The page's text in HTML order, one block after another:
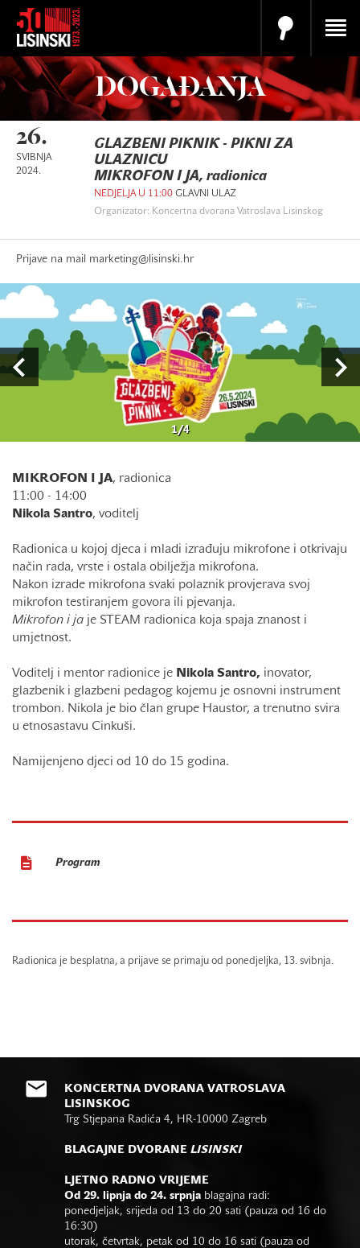
DOGAĐANJA
26.
SVIBNJA
2024.
GLAZBENI PIKNIK - PIKNI ZA
ULAZNICU
MIKROFON I JA, radionica
NEDJELJA U 11:00 GLAVNI ULAZ
Organizator: Koncertna dvorana Vatroslava Lisinskog
Prijave na mail marketing@lisinski.hr
1/4
MIKROFON I JA, radionica
11:00 - 14:00
Nikola Santro, voditelj
Radionica u kojoj djeca i mladi izrađuju mikrofone i otkrivaju
način rada, vrste i ostala obilježja mikrofona.
Nakon izrade mikrofona svaki polaznik provjerava svoj
mikrofon testiranjem govora ili pjevanja.
Mikrofon i ja je STEAM radionica koja spaja znanost i
umjetnost.
Voditelj i mentor radionice je Nikola Santro, inovator,
glazbenik i glazbeni pedagog kojemu je osnovni instrument
trombon. Nikola je bio član grupe Haustor, a trenutno svira
u etnosastavu Cinkuši.
Namijenjeno djeci od 10 do 15 godina.
Program
Radionica je besplatna, a prijave se primaju od ponedjeljka, 13. svibnja.
KONCERTNA DVORANA VATROSLAVA
LISINSKOG
Trg Stjepana Radića 4, HR-10000 Zagreb
BLAGAJNE DVORANE LISINSKI
LJETNO RADNO VRIJEME
Od 29. lipnja do 24. srpnja blagajna radi:
ponedjeljak, srijeda od 13 do 20 sati (pauza od 16 do
16:30)
utorak, četvrtak, petak od 10 do 16 sati (pauza od